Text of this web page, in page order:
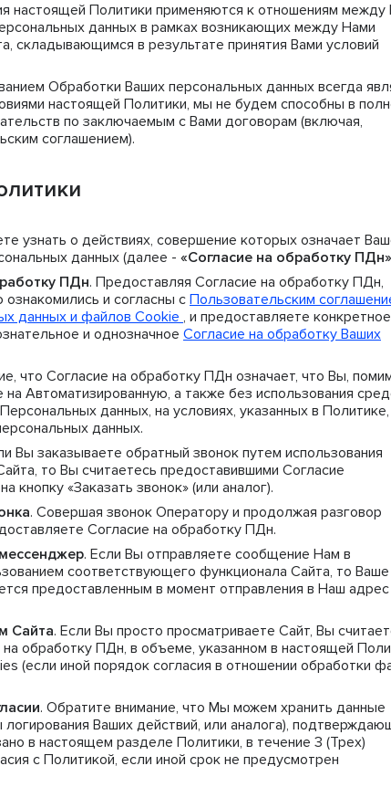
настоящей Политики применяются к отношениям между
данных в рамках возникающих между Нами
складывающимся в результате принятия Вами условий
Обработки Ваших персональных данных всегда
настоящей Политики, мы не будем способны в
по заключаемым с Вами договорам (включая,
соглашением).
узнать о действиях, совершение которых означает
данных (далее - «Согласие на обработку ПДн»
ПДн. Предоставляя Согласие на обработку ПДн,
и согласны с Пользовательским
данных и файлов Cookie , и предоставляете
и однозначное Согласие на обработку Ваших
что Согласие на обработку ПДн означает, что Вы,
Автоматизированную, а также без использования
данных, на условиях, указанных в Политике,
данных.
Вы заказываете обратный звонок путем использования
то Вы считаетесь предоставившими Согласие
кнопку «Заказать звонок» (или аналог).
. Совершая звонок Оператору и продолжая разговор
Согласие на обработку ПДн.
. Если Вы отправляете сообщение Нам в
соответствующего функционала Сайта, то Ваше
предоставленным в момент отправления в Наш адрес
Сайта. Если Вы просто просматриваете Сайт, Вы
обработку ПДн, в объеме, указанном в настоящей
(если иной порядок согласия в отношении обработки
. Обратите внимание, что Мы можем хранить данные
Ваших действий, или аналога),
в настоящем разделе Политики, в течение 3 (Трех)
с Политикой, если иной срок не предусмотрен